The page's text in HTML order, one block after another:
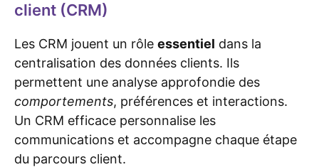
client (CRM)
Les CRM jouent un rôle essentiel dans la
centralisation des données clients. Ils
permettent une analyse approfondie des
comportements, préférences et interactions.
Un CRM efficace personnalise les
communications et accompagne chaque étape
du parcours client.